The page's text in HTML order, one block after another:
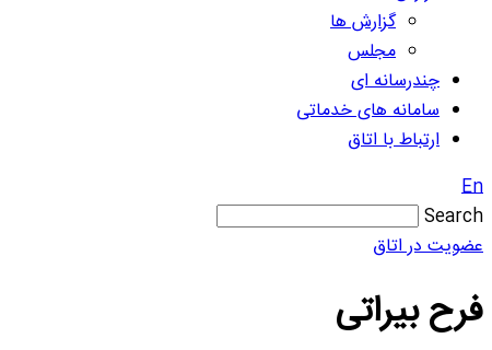
گزارش ها
مجلس
چندرسانه ای
سامانه های خدماتی
ارتباط با اتاق
En
Search
عضویت در اتاق
فرح بیراتی